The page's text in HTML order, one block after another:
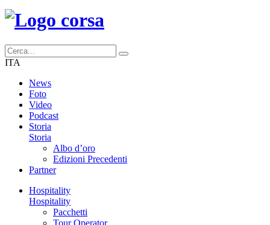
ITA
News
Foto
Video
Podcast
Storia
Storia
Albo d’oro
Edizioni Precedenti
Partner
Hospitality
Hospitality
Pacchetti
Tour Operator